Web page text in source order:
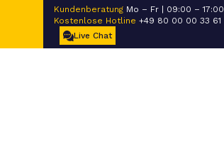
Kundenberatung Mo – Fr | 09:00 – 17:00
Kostenlose Hotline +49 80 00 00 33 61
Live Chat